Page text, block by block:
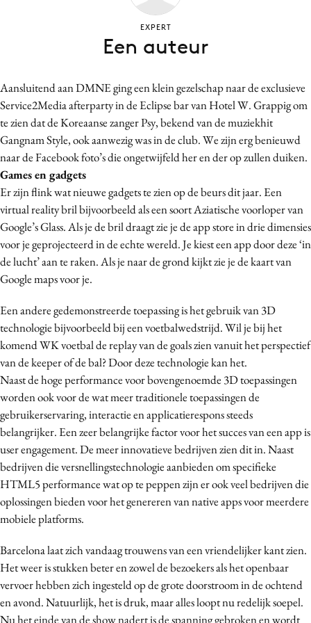
Craft
Customer Experience
Data & Insights
Design
Digital transformation
Diversiteit
Effectiviteit
Gedragsverandering
Influencer marketing
Interne communicatie
Martech
Media
Merkstrategie
PR
Programmatic
Purpose Marketing
Reputatie & crisis
Aansluitend aan DMNE ging een klein gezelschap naar de exclusieve
Service2Media afterparty in de Eclipse bar van Hotel W. Grappig om
te zien dat de Koreaanse zanger Psy, bekend van de muziekhit
Gangnam Style, ook aanwezig was in de club. We zijn erg benieuwd
naar de Facebook foto’s die ongetwijfeld her en der op zullen duiken.
Games en gadgets
Er zijn flink wat nieuwe gadgets te zien op de beurs dit jaar. Een
virtual reality bril bijvoorbeeld als een soort Aziatische voorloper van
Google’s Glass. Als je de bril draagt zie je de app store in drie dimensies
voor je geprojecteerd in de echte wereld. Je kiest een app door deze ‘in
de lucht’ aan te raken. Als je naar de grond kijkt zie je de kaart van
Google maps voor je.
Een andere gedemonstreerde toepassing is het gebruik van 3D
technologie bijvoorbeeld bij een voetbalwedstrijd. Wil je bij het
komend WK voetbal de replay van de goals zien vanuit het perspectief
van de keeper of de bal? Door deze technologie kan het.
Naast de hoge performance voor bovengenoemde 3D toepassingen
worden ook voor de wat meer traditionele toepassingen de
gebruikerservaring, interactie en applicatierespons steeds
belangrijker. Een zeer belangrijke factor voor het succes van een app is
user engagement. De meer innovatieve bedrijven zien dit in. Naast
bedrijven die versnellingstechnologie aanbieden om specifieke
HTML5 performance wat op te peppen zijn er ook veel bedrijven die
oplossingen bieden voor het genereren van native apps voor meerdere
mobiele platforms.
Barcelona laat zich vandaag trouwens van een vriendelijker kant zien.
Het weer is stukken beter en zowel de bezoekers als het openbaar
vervoer hebben zich ingesteld op de grote doorstroom in de ochtend
en avond. Natuurlijk, het is druk, maar alles loopt nu redelijk soepel.
Nu het einde van de show nadert is de spanning gebroken en wordt
EXPERT
Een auteur